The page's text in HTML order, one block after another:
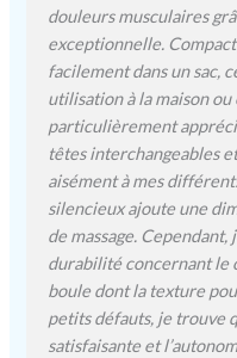
douleurs musculaires
exceptionnelle.
facilement dans un sac,
utilisation à la maison ou
particulièrement
têtes interchangeables
aisément à mes
silencieux ajoute une
de massage. Cependant,
durabilité concernant le
boule dont la texture
petits défauts, je trouve
satisfaisante et